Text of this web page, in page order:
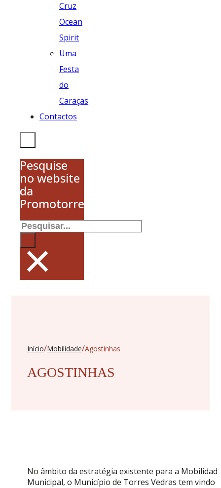
Cruz
Ocean
Spirit
Uma
Festa
do
Caraças
Contactos
Pesquise
no website
da
Promotorres
Pesquisar
×
Início/Mobilidade/Agostinhas
AGOSTINHAS
No âmbito da estratégia existente para a
Municipal, o Município de Torres Vedras tem vindo a